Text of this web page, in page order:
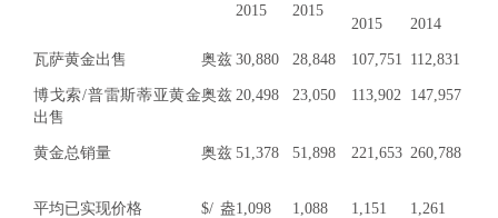
2015
2015
2015 2014
瓦萨黄金出售 奥兹 30,880 28,848 107,751 112,831
博戈索/普雷斯蒂亚黄金
出售
奥兹 20,498 23,050 113,902 147,957
黄金总销量 奥兹 51,378 51,898 221,653 260,788
平均已实现价格
$/盎1,098 1,088 1,151 1,261